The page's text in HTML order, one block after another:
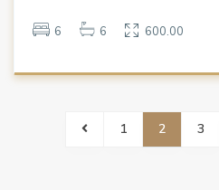
6 6 600.00
1 2 3